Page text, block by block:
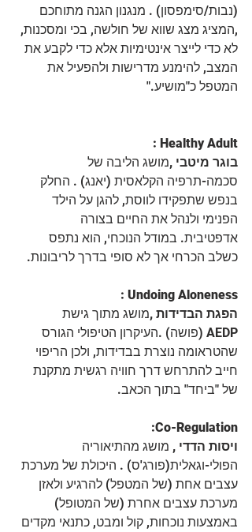
(נבות/סימפסון) . מנגנון הגנה מתוחכם
,המציג מצג שווא של חולשה, בכי ומסכנות,
לא כדי לייצר אינטימיות אלא כדי לקבע את
המצב, להימנע מדרישות ולהפעיל את
המטפל כ"מושיע."
: Healthy Adult
בוגר מיטבי ,מושג הליבה של
סכמה-תרפיה הקלאסית (יאנג) . החלק
בנפש שתפקידו לווסת, להגן על הילד
הפנימי ולנהל את החיים בצורה
אדפטיבית. במודל הנוכחי, הוא נתפס
כשלב הכרחי אך לא סופי בדרך לריבונות.
: Undoing Aloneness
הפגת הבדידות ,מושג מתוך גישת
AEDP (פושה) .העיקרון הטיפולי הגורס
שהטראומה נוצרת בבדידות, ולכן הריפוי
חייב להתרחש דרך חוויה רגשית מתקנת
של "ביחד" בתוך הכאב.
:Co-Regulation
ויסות הדדי , מושג מהתיאוריה
הפולי-וגאלית(פורג'ס) . היכולת של מערכת
עצבים אחת (של המטפל) להרגיע ולאזן
מערכת עצבים אחרת (של המטופל)
באמצעות נוכחות, קול ומבט, כתנאי מקדים